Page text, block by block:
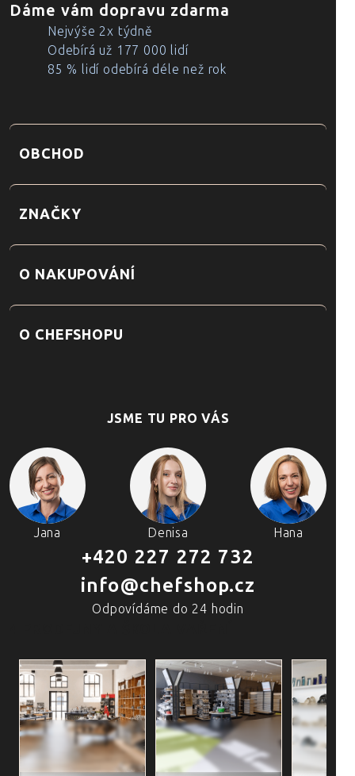
Dáme vám dopravu zdarma
Nejvýše 2x týdně
Odebírá už 177 000 lidí
85 % lidí odebírá déle než rok
OBCHOD
ZNAČKY
O NAKUPOVÁNÍ
O CHEFSHOPU
JSME TU PRO VÁS
Jana Denisa Hana
+420 227 272 732
info@chefshop.cz
Odpovídáme do 24 hodin